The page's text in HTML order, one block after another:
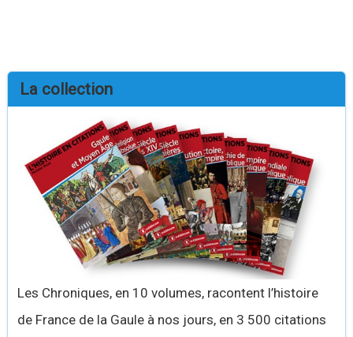
La collection
Les Chroniques, en 10 volumes, racontent l’histoire
de France de la Gaule à nos jours, en 3 500 citations